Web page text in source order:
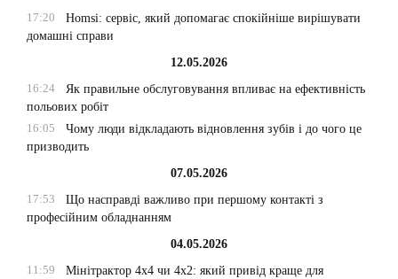
17:20
Homsi: сервіс, який допомагає спокійніше вирішувати
домашні справи
12.05.2026
16:24
Як правильне обслуговування впливає на ефективність
польових робіт
16:05
Чому люди відкладають відновлення зубів і до чого це
призводить
07.05.2026
17:53
Що насправді важливо при першому контакті з
професійним обладнанням
04.05.2026
11:59
Мінітрактор 4х4 чи 4х2: який привід краще для